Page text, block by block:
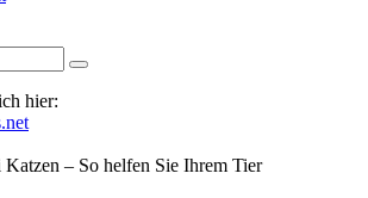
hier:
Katzen – So helfen Sie Ihrem Tier